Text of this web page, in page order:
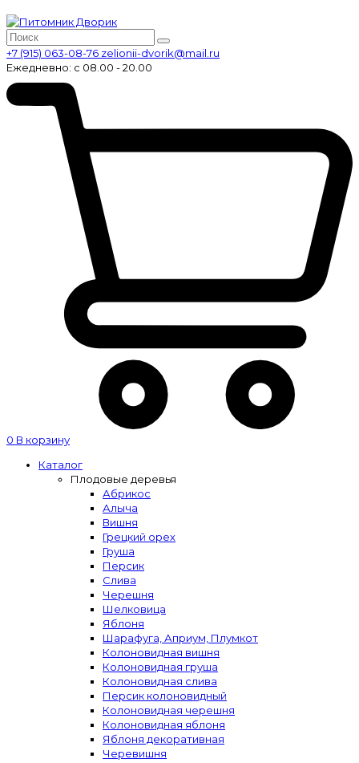
+7 (915) 063-08-76 zelionii-dvorik@mail.ru
Ежедневно: с 08.00 - 20.00
0 В корзину
Каталог
Плодовые деревья
Абрикос
Алыча
Вишня
Грецкий орех
Груша
Персик
Слива
Черешня
Шелковица
Яблоня
Шарафуга, Априум, Плумкот
Колоновидная вишня
Колоновидная груша
Колоновидная слива
Персик колоновидный
Колоновидная черешня
Колоновидная яблоня
Яблоня декоративная
Черевишня